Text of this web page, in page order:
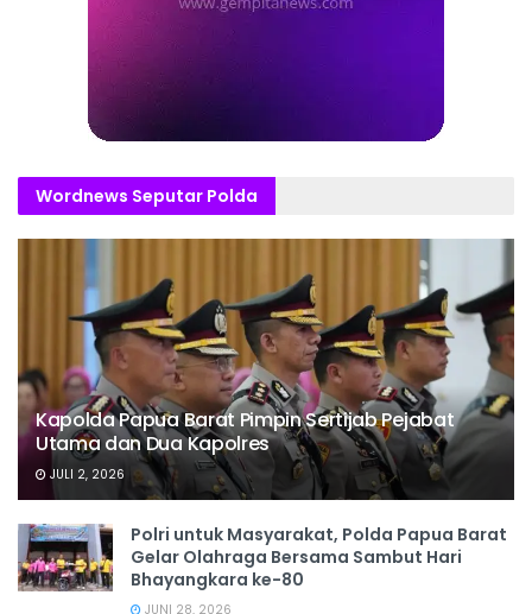
Wordnews Seputar Polda
Kapolda Papua Barat Pimpin Sertijab Pejabat
Utama dan Dua Kapolres
JULI 2, 2026
Polri untuk Masyarakat, Polda Papua Barat
Gelar Olahraga Bersama Sambut Hari
Bhayangkara ke-80
JUNI 28, 2026